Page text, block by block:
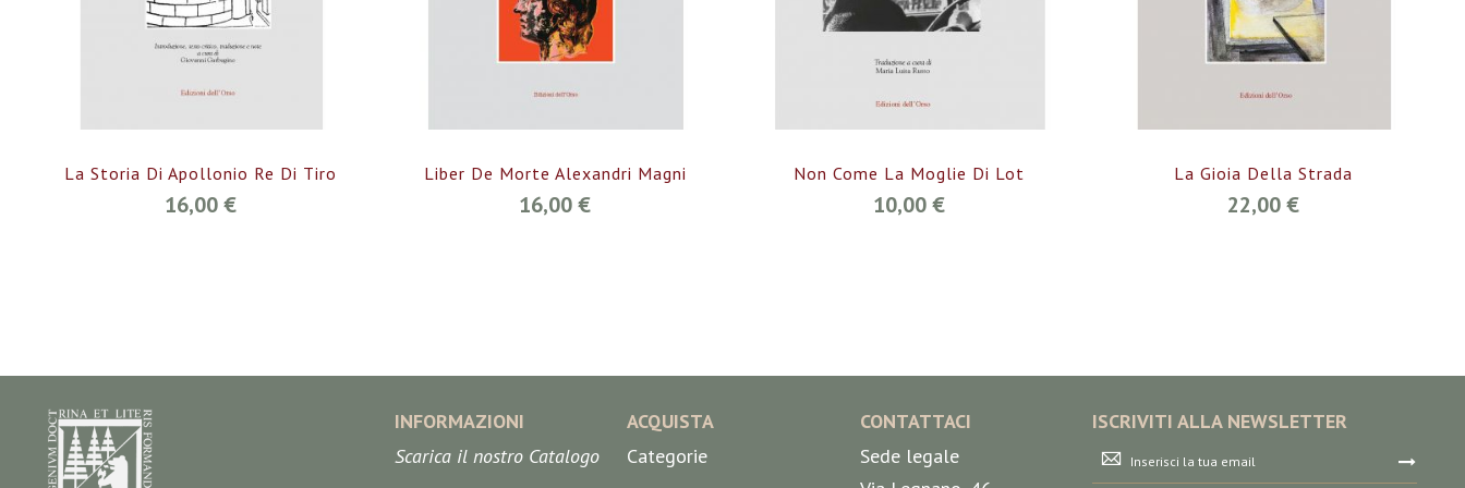
La Storia Di Apollonio Re Di Tiro
16,00 €
Liber De Morte Alexandri Magni
16,00 €
Non Come La Moglie Di Lot
10,00 €
La Gioia Della Strada
22,00 €
INFORMAZIONI
Scarica il nostro Catalogo
ACQUISTA
Categorie
CONTATTACI
Sede legale
ISCRIVITI ALLA NEWSLETTER
Iscriviti
alla